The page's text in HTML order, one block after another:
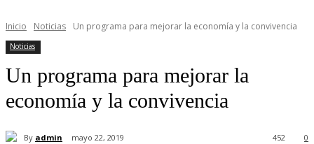
Inicio Noticias Un programa para mejorar la economía y la convivencia
Noticias
Un programa para mejorar la
economía y la convivencia
By admin mayo 22, 2019 0
452